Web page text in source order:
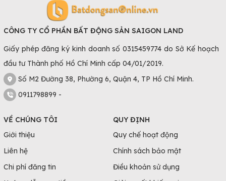
CÔNG TY CỔ PHẦN BẤT ĐỘNG SẢN SAIGON LAND
Giấy phép đăng ký kinh doanh số 0315459774 do Sở Kế hoạch
đầu tư Thành phố Hồ Chí Minh cấp 04/01/2019.
Số M2 Đường 38, Phường 6, Quận 4, TP Hồ Chí Minh.
0911798899 -
VỀ CHÚNG TÔI
Giới thiệu
Liên hệ
Chi phí đăng tin
QUY ĐỊNH
Quy chế hoạt động
Chính sách bảo mật
Điều khoản sử dụng